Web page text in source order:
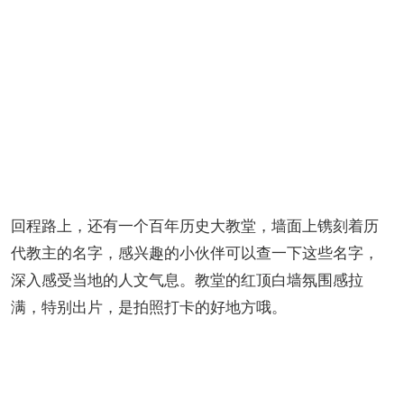
回程路上，还有一个百年历史大教堂，墙面上镌刻着历
代教主的名字，感兴趣的小伙伴可以查一下这些名字，
深入感受当地的人文气息。教堂的红顶白墙氛围感拉
满，特别出片，是拍照打卡的好地方哦。